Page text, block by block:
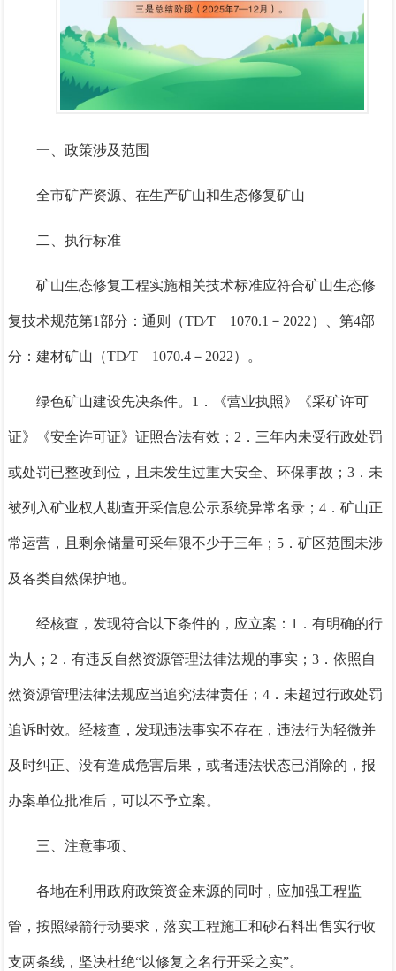
一、政策涉及范围
全市矿产资源、在生产矿山和生态修复矿山
二、执行标准
矿山生态修复工程实施相关技术标准应符合矿山生态修
复技术规范第1部分：通则（TD∕T 1070.1－2022）、第4部
分：建材矿山（TD∕T 1070.4－2022）。
绿色矿山建设先决条件。1．《营业执照》《采矿许可
证》《安全许可证》证照合法有效；2．三年内未受行政处罚
或处罚已整改到位，且未发生过重大安全、环保事故；3．未
被列入矿业权人勘查开采信息公示系统异常名录；4．矿山正
常运营，且剩余储量可采年限不少于三年；5．矿区范围未涉
及各类自然保护地。
经核查，发现符合以下条件的，应立案：1．有明确的行
为人；2．有违反自然资源管理法律法规的事实；3．依照自
然资源管理法律法规应当追究法律责任；4．未超过行政处罚
追诉时效。经核查，发现违法事实不存在，违法行为轻微并
及时纠正、没有造成危害后果，或者违法状态已消除的，报
办案单位批准后，可以不予立案。
三、注意事项、
各地在利用政府政策资金来源的同时，应加强工程监
管，按照绿箭行动要求，落实工程施工和砂石料出售实行收
支两条线，坚决杜绝“以修复之名行开采之实”。